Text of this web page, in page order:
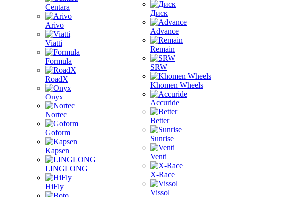
Centara
Arivo
Viatti
Formula
RoadX
Onyx
Nortec
Goform
Kapsen
LINGLONG
HiFly
Диск
Advance
Remain
SRW
Khomen Wheels
Accuride
Better
Sunrise
Venti
X-Race
Vissol